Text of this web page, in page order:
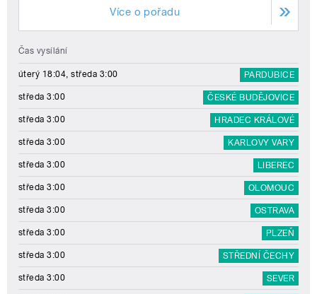
Více o pořadu
Čas vysílání
úterý 18:04, středa 3:00 PARDUBICE
středa 3:00 ČESKÉ BUDĚJOVICE
středa 3:00 HRADEC KRÁLOVÉ
středa 3:00 KARLOVY VARY
středa 3:00 LIBEREC
středa 3:00 OLOMOUC
středa 3:00 OSTRAVA
středa 3:00 PLZEŇ
středa 3:00 STŘEDNÍ ČECHY
středa 3:00 SEVER